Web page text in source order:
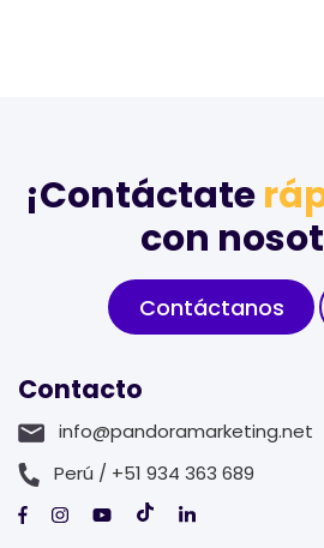
Contacto
info@pandoramarketing.net
Perú / +51 934 363 689
¡Contáctate
con
Contáctanos